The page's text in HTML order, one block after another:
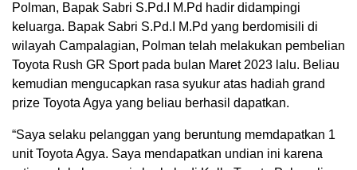
Polman, Bapak Sabri S.Pd.I M.Pd hadir didampingi
keluarga. Bapak Sabri S.Pd.I M.Pd yang berdomisili di
wilayah Campalagian, Polman telah melakukan pembelian
Toyota Rush GR Sport pada bulan Maret 2023 lalu. Beliau
kemudian mengucapkan rasa syukur atas hadiah grand
prize Toyota Agya yang beliau berhasil dapatkan.
“Saya selaku pelanggan yang beruntung memdapatkan 1
unit Toyota Agya. Saya mendapatkan undian ini karena